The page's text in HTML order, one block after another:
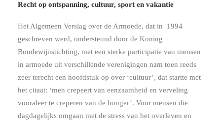
Recht op ontspanning, cultuur, sport en vakantie
Het Algemeen Verslag over de Armoede, dat in 1994
geschreven werd, ondersteund door de Koning
Boudewijnstichting, met een sterke participatie van mensen
in armoede uit verschillende verenigingen nam toen reeds
zeer terecht een hoofdstuk op over ‘cultuur’, dat startte met
het citaat: ‘men crepeert van eenzaamheid en verveling
vooraleer te creperen van de honger’. Voor mensen die
dagdagelijks omgaan met de stress van het overleven en